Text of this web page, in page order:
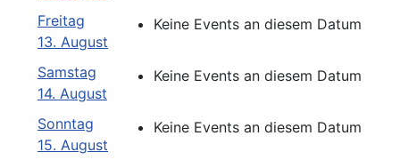
Freitag
13. August
Keine Events an diesem Datum
Samstag
14. August
Keine Events an diesem Datum
Sonntag
15. August
Keine Events an diesem Datum